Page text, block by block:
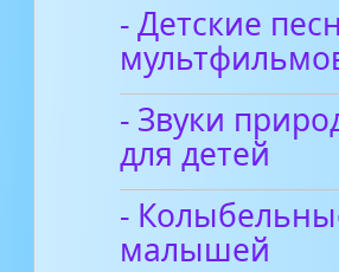
- Детские
- Звуки
для детей
-
малышей